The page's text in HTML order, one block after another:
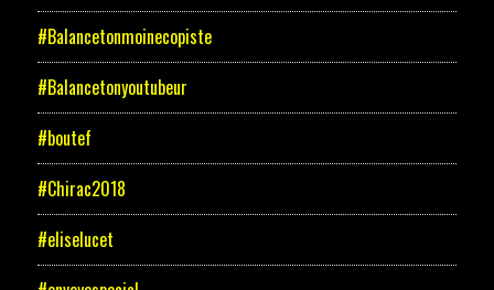
#Balancetonmoinecopiste
#Balancetonyoutubeur
#boutef
#Chirac2018
#eliselucet